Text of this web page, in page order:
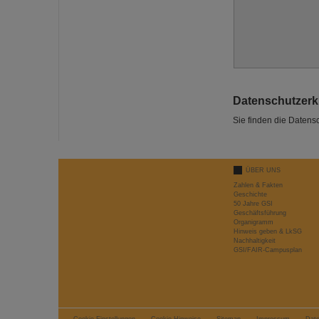
Sie finden die
ÜBER UNS
Zahlen & Fakten
Geschichte
50 Jahre GSI
Geschäftsführung
Organigramm
Hinweis geben & LkSG
Nachhaltigkeit
GSI/FAIR-Campusplan